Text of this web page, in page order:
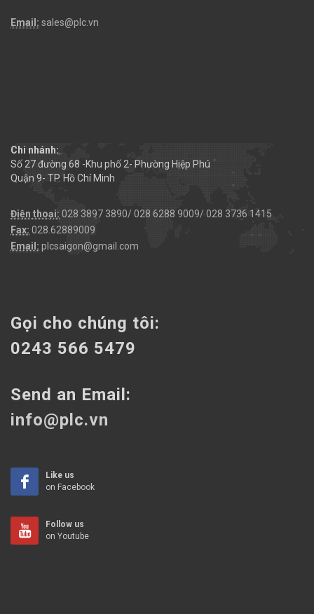
Email: sales@plc.vn
Chi nhánh:
Số 27 đường 68 -Khu phố 2- Phường Hiệp Phú
Quận 9- TP. Hồ Chí Minh
Điện thoại: 028 3897 3890/ 028 6288 9009/ 028 3736 1415
Fax: 028.62889009
Email: plcsaigon@gmail.com
Gọi cho chúng tôi:
0243 566 5479
Send an Email:
info@plc.vn
Like us
on Facebook
Follow us
on Youtube